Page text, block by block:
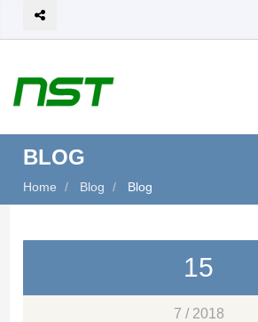
BLOG
Home Blog Blog
15
7 / 2018